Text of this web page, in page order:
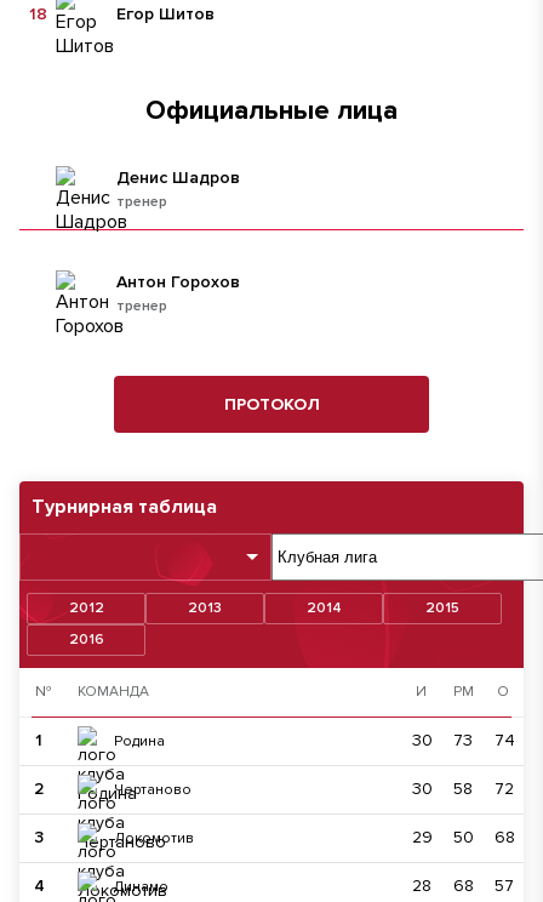
Турнирная таблица
2012 2013 2014
2015
2016
№ КОМАНДА И РМ О
1 Родина 30 73 74
2 Чертаново 30 58 72
3 Локомотив 29 50 68
4 Динамо 28 68 57
Егор Шитов
18
Официальные лица
тренер
Денис Шадров
тренер
Антон Горохов
ПРОТОКОЛ